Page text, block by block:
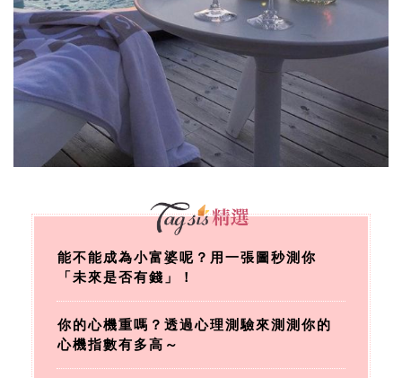
能不能成為小富婆呢？用一張圖秒測你
「未來是否有錢」！
你的心機重嗎？透過心理測驗來測測你的
心機指數有多高～